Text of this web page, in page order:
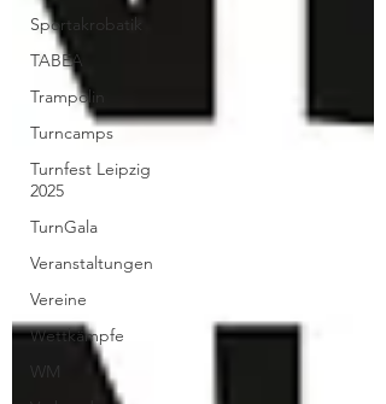
Sportakrobatik
TABEA
Trampolin
Turncamps
Turnfest Leipzig
2025
TurnGala
Veranstaltungen
Vereine
Wettkämpfe
WM